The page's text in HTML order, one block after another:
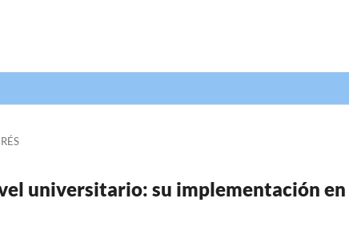
universitario: su implementación en